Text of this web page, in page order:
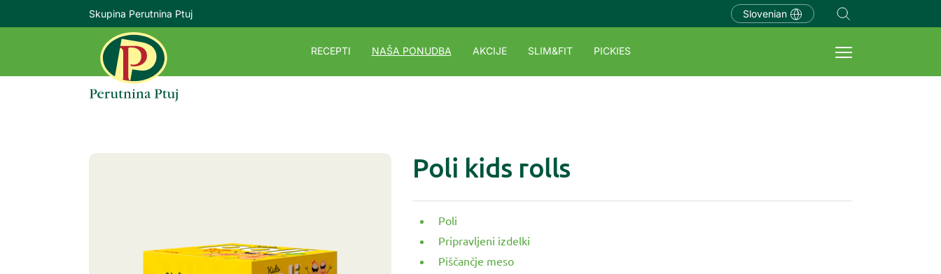
Skupina Perutnina Ptuj Slovenian
RECEPTI NAŠA PONUDBA AKCIJE SLIM&FIT PICKIES
Poli kids rolls
Poli
Pripravljeni izdelki
Piščančje meso